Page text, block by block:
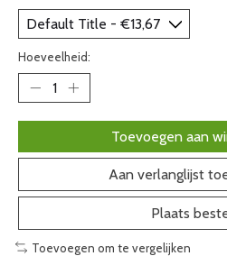
Hoeveelheid:
Toevoegen aan
Aan verlanglijst
Plaats
Toevoegen om te vergelijken